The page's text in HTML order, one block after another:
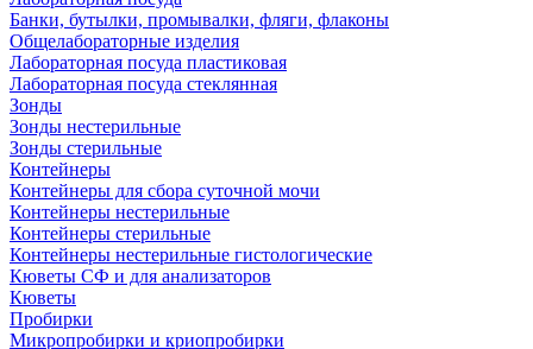
Банки, бутылки, промывалки, фляги, флаконы
Общелабораторные изделия
Лабораторная посуда пластиковая
Лабораторная посуда стеклянная
Зонды
Зонды нестерильные
Зонды стерильные
Контейнеры
Контейнеры для сбора суточной мочи
Контейнеры нестерильные
Контейнеры стерильные
Контейнеры нестерильные гистологические
Кюветы СФ и для анализаторов
Кюветы
Пробирки
Микропробирки и криопробирки